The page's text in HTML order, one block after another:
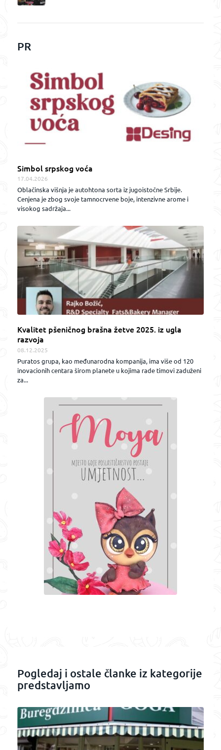
PR
Simbol srpskog voća
17.04.2026
Oblačinska višnja je autohtona sorta iz jugoistočne Srbije.
Cenjena je zbog svoje tamnocrvene boje, intenzivne arome i
visokog sadržaja...
Kvalitet pšeničnog brašna žetve 2025. iz ugla
razvoja
08.12.2025
Puratos grupa, kao međunarodna kompanija, ima više od 120
inovacionih centara širom planete u kojima rade timovi zaduženi
za...
Pogledaj i ostale članke iz kategorije
predstavljamo